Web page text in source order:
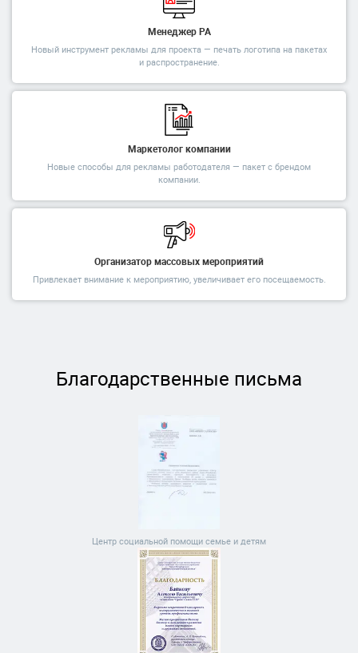
Менеджер РА
Новый инструмент рекламы для проекта — печать логотипа на пакетах
и распространение.
Маркетолог компании
Новые способы для рекламы работодателя — пакет с брендом
компании.
Организатор массовых мероприятий
Привлекает внимание к мероприятию, увеличивает его посещаемость.
Благодарственные письма
Центр социальной помощи семье и детям